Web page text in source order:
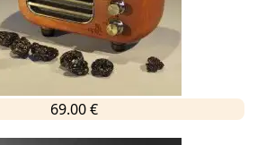
69.00 €